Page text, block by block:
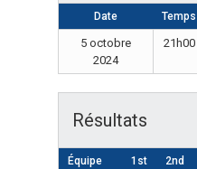
Date Temps
5 octobre
2024
21h00
Résultats
Équipe 1st 2nd